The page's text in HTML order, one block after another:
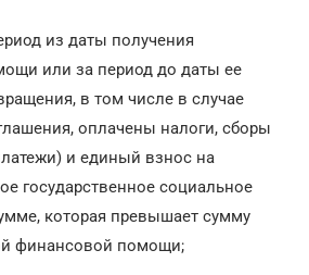
из даты получения
или за период до даты ее
в том числе в случае
оплачены налоги, сборы
и единый взнос на
государственное социальное
которая превышает сумму
финансовой помощи;